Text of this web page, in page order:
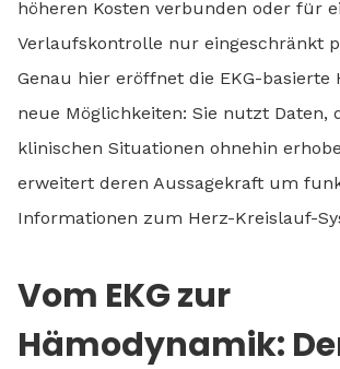
höheren Kosten verbunden oder für
Verlaufskontrolle nur eingeschränkt
Genau hier eröffnet die EKG-basierte
neue Möglichkeiten: Sie nutzt Daten,
klinischen Situationen ohnehin
erweitert deren Aussagekraft um
Informationen zum Herz-Kreislauf-
Vom EKG zur
Hämodynamik: